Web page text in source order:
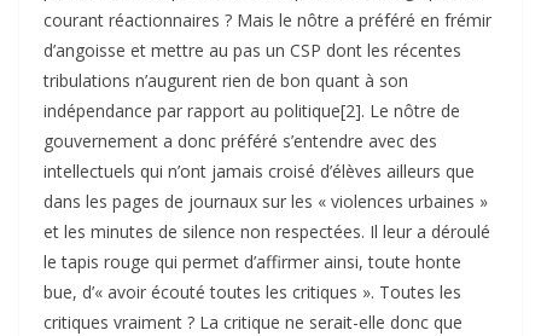
courant réactionnaires ? Mais le nôtre a préféré en frémir
d’angoisse et mettre au pas un CSP dont les récentes
tribulations n’augurent rien de bon quant à son
indépendance par rapport au politique[2]. Le nôtre de
gouvernement a donc préféré s’entendre avec des
intellectuels qui n’ont jamais croisé d’élèves ailleurs que
dans les pages de journaux sur les « violences urbaines »
et les minutes de silence non respectées. Il leur a déroulé
le tapis rouge qui permet d’affirmer ainsi, toute honte
bue, d’« avoir écouté toutes les critiques ». Toutes les
critiques vraiment ? La critique ne serait-elle donc que